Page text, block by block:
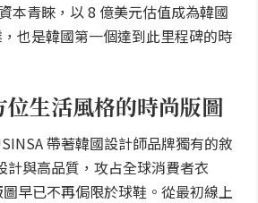
本青睞，以 8 億美元估值成為韓國
也是韓國第一個達到此里程碑的時
位生活風格的時尚版圖
帶著韓國設計師品牌獨有的敘
計與高品質，攻占全球消費者衣
早已不再侷限於球鞋。從最初線上